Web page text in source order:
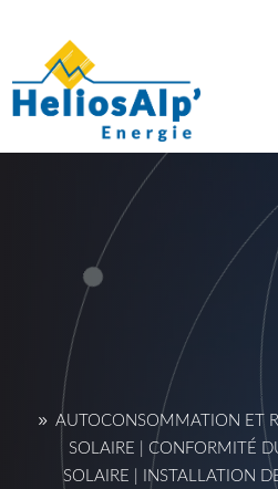
AUTOCONSOMMATION ET
SOLAIRE | CONFORMITÉ
SOLAIRE | INSTALLATION